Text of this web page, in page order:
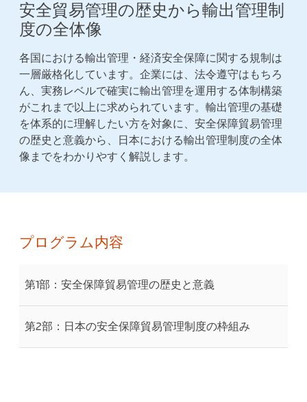
安全貿易管理の歴史から輸出管理制
度の全体像
各国における輸出管理・経済安全保障に関する規制は
一層厳格化しています。企業には、法令遵守はもちろ
ん、実務レベルで確実に輸出管理を運用する体制構築
がこれまで以上に求められています。輸出管理の基礎
を体系的に理解したい方を対象に、安全保障貿易管理
の歴史と意義から、日本における輸出管理制度の全体
像までをわかりやすく解説します。
プログラム内容
第1部：安全保障貿易管理の歴史と意義
第2部：日本の安全保障貿易管理制度の枠組み​